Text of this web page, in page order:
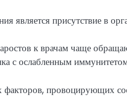
является присутствие в
к врачам чаще
с ослабленным
факторов, провоцирующих